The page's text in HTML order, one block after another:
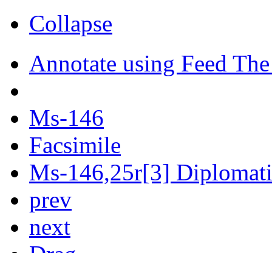
Collapse
Annotate using Feed
Ms-146
Facsimile
Ms-146,25r[3]
prev
next